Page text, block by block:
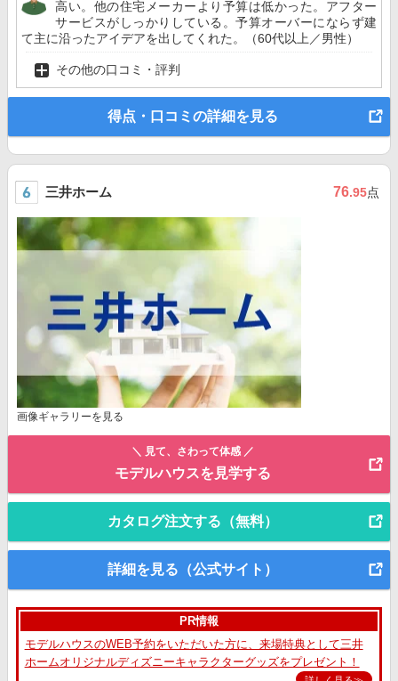
高い。他の住宅メーカーより予算は低かった。アフター
サービスがしっかりしている。予算オーバーにならず建
て主に沿ったアイデアを出してくれた。（60代以上／男性）
その他の口コミ・評判
得点・口コミの詳細を見る
三井ホーム 76.95点
画像ギャラリーを見る
＼ 見て、さわって体感 ／
モデルハウスを見学する
カタログ注文する（無料）
詳細を見る（公式サイト）
PR情報
モデルハウスのWEB予約をいただいた方に、来場特典として三井
ホームオリジナルディズニーキャラクターグッズをプレゼント！